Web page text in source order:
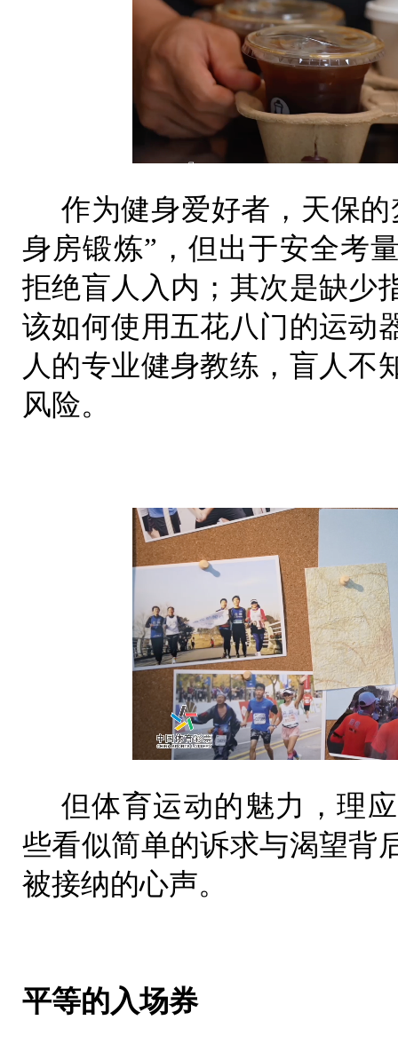
作为健身爱好者，天保
身房锻炼”，但出于安全考
拒绝盲人入内；其次是缺少
该如何使用五花八门的运动
人的专业健身教练，盲人不
风险。
但体育运动的魅力，理
些看似简单的诉求与渴望背
被接纳的心声。
平等的入场券